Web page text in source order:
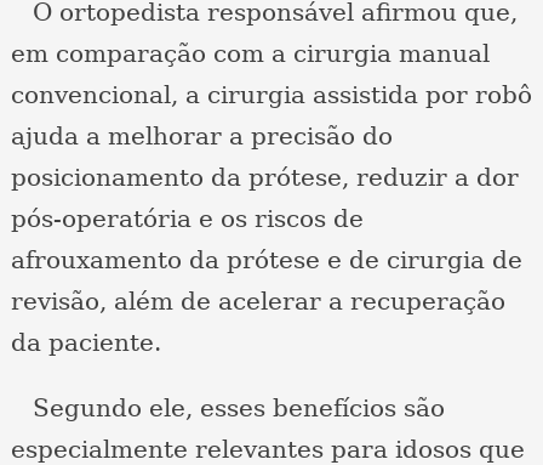
O ortopedista responsável afirmou que,
em comparação com a cirurgia manual
convencional, a cirurgia assistida por robô
ajuda a melhorar a precisão do
posicionamento da prótese, reduzir a dor
pós-operatória e os riscos de
afrouxamento da prótese e de cirurgia de
revisão, além de acelerar a recuperação
da paciente.
Segundo ele, esses benefícios são
especialmente relevantes para idosos que